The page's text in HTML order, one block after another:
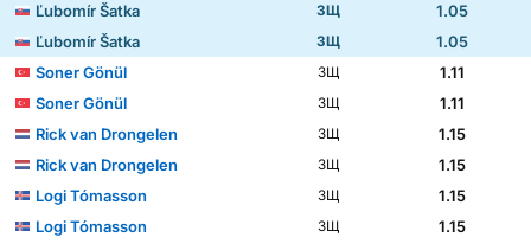
Ľubomír Šatka
ЗЩ
1.05
Ľubomír Šatka
ЗЩ
1.05
Soner Gönül
ЗЩ
1.11
Soner Gönül
ЗЩ
1.11
Rick van Drongelen
ЗЩ
1.15
Rick van Drongelen
ЗЩ
1.15
Logi Tómasson
ЗЩ
1.15
Logi Tómasson
ЗЩ
1.15